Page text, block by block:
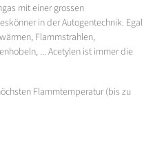
mit einer grossen
in der Autogentechnik. Egal
Flammstrahlen,
... Acetylen ist immer die
Flammtemperatur (bis zu